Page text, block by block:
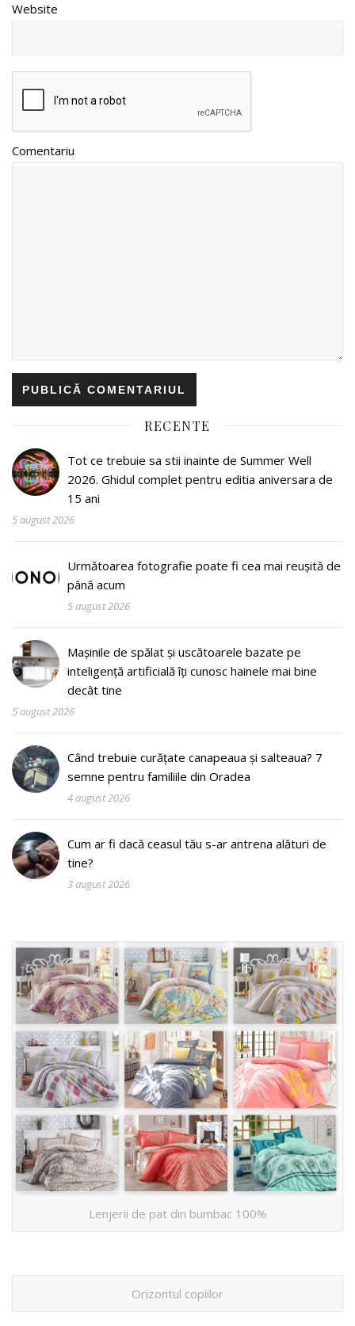
Website
Comentariu
RECENTE
Tot ce trebuie sa stii inainte de Summer Well
2026. Ghidul complet pentru editia aniversara de
15 ani
5 august 2026
Următoarea fotografie poate fi cea mai reușită de
până acum
5 august 2026
Mașinile de spălat și uscătoarele bazate pe
inteligență artificială îți cunosc hainele mai bine
decât tine
5 august 2026
Când trebuie curățate canapeaua și salteaua? 7
semne pentru familiile din Oradea
4 august 2026
Cum ar fi dacă ceasul tău s-ar antrena alături de
tine?
3 august 2026
Lenjerii de pat din bumbac 100%
Orizontul copiilor